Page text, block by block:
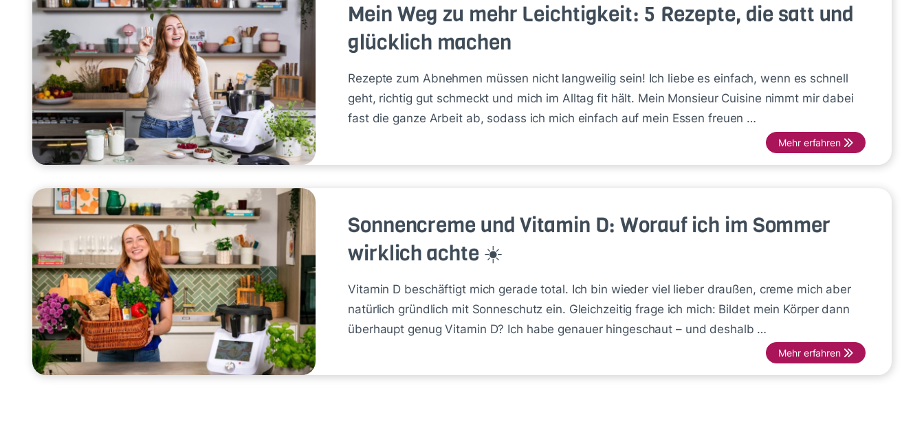
Mein Weg zu mehr Leichtigkeit: 5 Rezepte, die satt und
glücklich machen
Rezepte zum Abnehmen müssen nicht langweilig sein! Ich liebe es einfach, wenn es schnell
geht, richtig gut schmeckt und mich im Alltag fit hält. Mein Monsieur Cuisine nimmt mir dabei
fast die ganze Arbeit ab, sodass ich mich einfach auf mein Essen freuen …
Mehr erfahren
Sonnencreme und Vitamin D: Worauf ich im Sommer
wirklich achte ☀️
Vitamin D beschäftigt mich gerade total. Ich bin wieder viel lieber draußen, creme mich aber
natürlich gründlich mit Sonneschutz ein. Gleichzeitig frage ich mich: Bildet mein Körper dann
überhaupt genug Vitamin D? Ich habe genauer hingeschaut – und deshalb …
Mehr erfahren